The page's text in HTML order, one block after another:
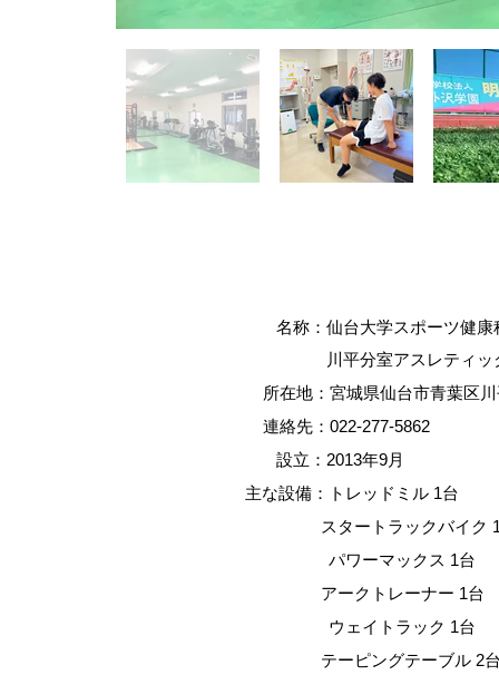
名称：仙台大学スポーツ健康
川平分室アスレティック
所在地：宮城県仙台市青葉区川
連絡先：022-277-5862
設立：2013年9月
主な設備：トレッドミル 1台
スタートラックバイク 1
パワーマックス 1台
アークトレーナー 1台
ウェイトラック 1台
テーピングテーブル 2